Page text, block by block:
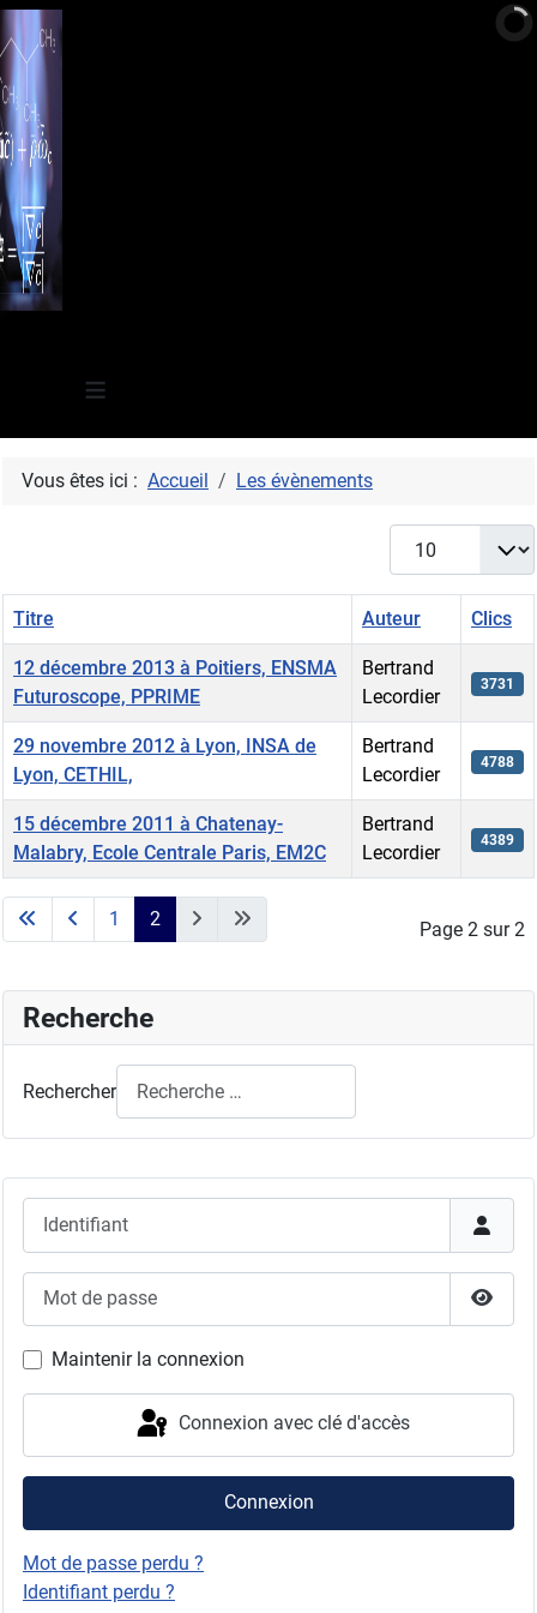
≡
Maintenir la connexion
Connexion avec clé d'accès
Connexion
Mot de passe perdu ?
Identifiant perdu ?
Vous êtes ici : Accueil Les évènements
Afficher #
Articles
Titre Auteur Clics
12 décembre 2013 à Poitiers, ENSMA
Futuroscope, PPRIME
Bertrand
Lecordier
3731
29 novembre 2012 à Lyon, INSA de
Lyon, CETHIL,
Bertrand
Lecordier
4788
15 décembre 2011 à Chatenay-
Malabry, Ecole Centrale Paris, EM2C
Bertrand
Lecordier
4389
Page 2 sur 2
1 2
Recherche
Rechercher